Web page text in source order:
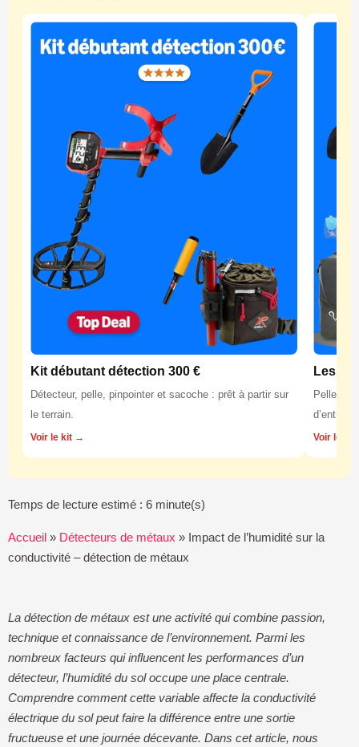
Kit débutant détection 300 €
Détecteur, pelle, pinpointer et sacoche : prêt à partir sur
le terrain.
Voir le kit →
Les
Pelles,
Voir les
Temps de lecture estimé : 6 minute(s)
Accueil » Détecteurs de métaux » Impact de l’humidité sur la
conductivité – détection de métaux
La détection de métaux est une activité qui combine passion,
technique et connaissance de l’environnement. Parmi les
nombreux facteurs qui influencent les performances d’un
détecteur, l’humidité du sol occupe une place centrale.
Comprendre comment cette variable affecte la conductivité
électrique du sol peut faire la différence entre une sortie
fructueuse et une journée décevante. Dans cet article, nous